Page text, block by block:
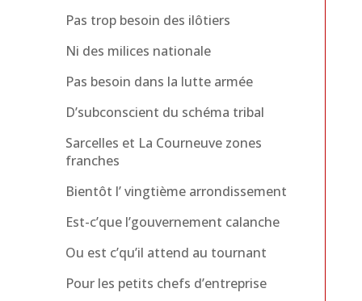
Pas trop besoin des ilôtiers
Ni des milices nationale
Pas besoin dans la lutte armée
D’subconscient du schéma tribal
Sarcelles et La Courneuve zones
franches
Bientôt l’ vingtième arrondissement
Est-c’que l’gouvernement calanche
Ou est c’qu’il attend au tournant
Pour les petits chefs d’entreprise